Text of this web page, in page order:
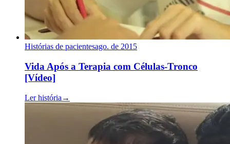
Histórias de pacientesago. de 2015
Vida Após a Terapia com Células-Tronco
[Vídeo]
Ler história →